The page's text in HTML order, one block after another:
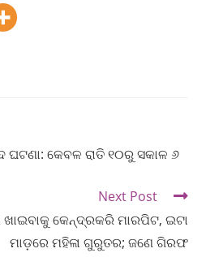
ଘଟଣା: କେବଳ ରାତି ୧୦ରୁ ସକାଳ ୬
Next Post
କେନ୍ଦ୍ରକରି ମାରପିଟ, ଇଟା
ମାଡ଼ରେ ମହିଳା ଗୁରୁତର; ଜଣେ ଗିରଫ